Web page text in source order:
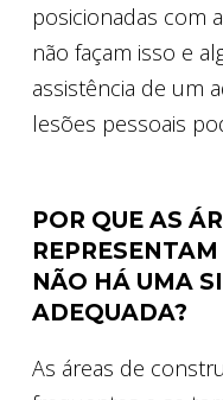
posicionadas com
não façam isso e
assistência de um
lesões pessoais
POR QUE AS
NÃO HÁ UMA
ADEQUADA?
As áreas de